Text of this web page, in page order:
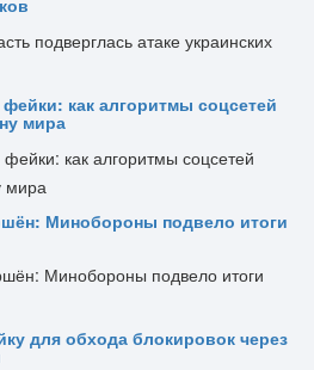
как алгоритмы соцсетей
мира
Минобороны подвело итоги
для обхода блокировок через